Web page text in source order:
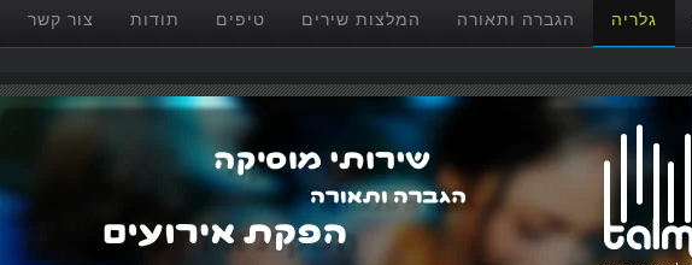
גלריה הגברה ותאורה המלצות שירים טיפים תודות צור קשר